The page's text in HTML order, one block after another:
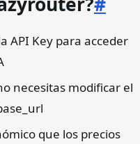
API Key para acceder
necesitas modificar el
que los precios